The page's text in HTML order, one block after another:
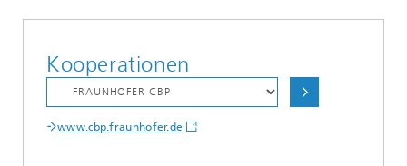
Kooperationen
www.cbp.fraunhofer.de